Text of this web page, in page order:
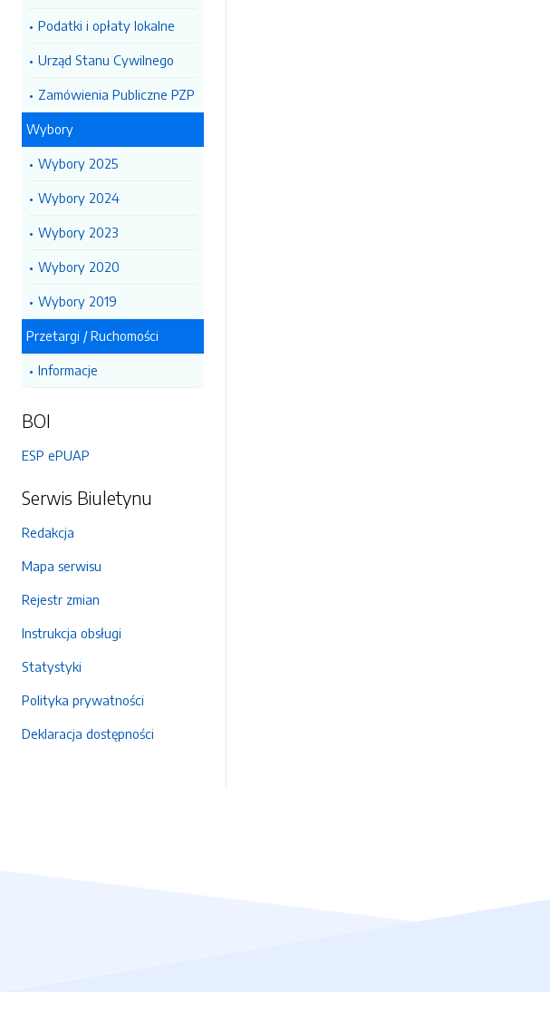
Podatki i opłaty lokalne
Urząd Stanu Cywilnego
Zamówienia Publiczne PZP
Wybory
Wybory 2025
Wybory 2024
Wybory 2023
Wybory 2020
Wybory 2019
Przetargi / Ruchomości
Informacje
BOI
ESP ePUAP
Serwis Biuletynu
Redakcja
Mapa serwisu
Rejestr zmian
Instrukcja obsługi
Statystyki
Polityka prywatności
Deklaracja dostępności